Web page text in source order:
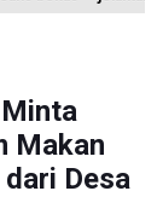
Lawan Filipina
Pemain Timnas
Makan
Desa